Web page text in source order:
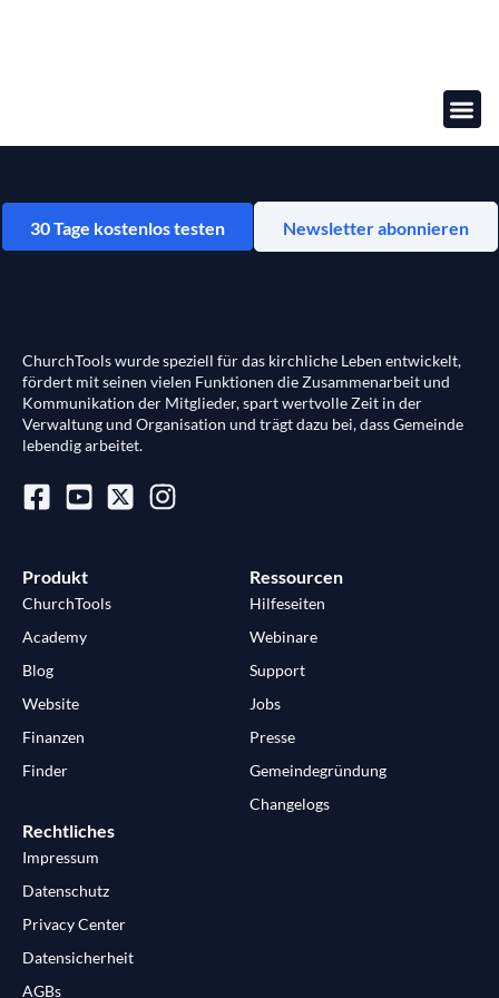
30 Tage kostenlos testen Newsletter abonnieren
ChurchTools wurde speziell für das kirchliche Leben entwickelt,
fördert mit seinen vielen Funktionen die Zusammenarbeit und
Kommunikation der Mitglieder, spart wertvolle Zeit in der
Verwaltung und Organisation und trägt dazu bei, dass Gemeinde
lebendig arbeitet.
Produkt
ChurchTools
Academy
Blog
Website
Finanzen
Finder
Ressourcen
Hilfeseiten
Webinare
Support
Jobs
Presse
Gemeindegründung
Changelogs
Rechtliches
Impressum
Datenschutz
Privacy Center
Datensicherheit
AGBs